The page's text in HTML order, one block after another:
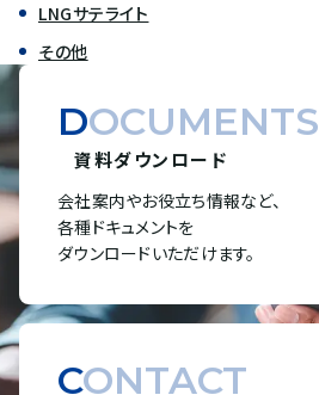
LNGサテライト
その他
DOCUMENTS
資料ダウンロード
会社案内やお役立ち情報など、
各種ドキュメントを
ダウンロードいただけます。
CONTACT